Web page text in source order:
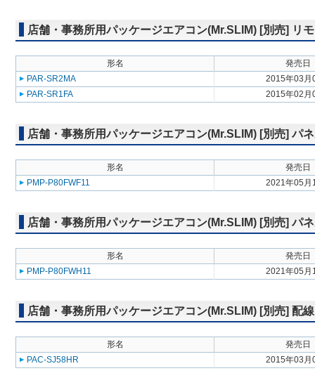
店舗・事務所用パッケージエアコン(Mr.SLIM) [別売] リ
形名
発売日
PAR-SR2MA
2015年03月
PAR-SR1FA
2015年02月
店舗・事務所用パッケージエアコン(Mr.SLIM) [別売] パ
形名
発売日
PMP-P80FWF11
2021年05月
店舗・事務所用パッケージエアコン(Mr.SLIM) [別売] パ
形名
発売日
PMP-P80FWH11
2021年05月
店舗・事務所用パッケージエアコン(Mr.SLIM) [別売] 配
形名
発売日
PAC-SJ58HR
2015年03月